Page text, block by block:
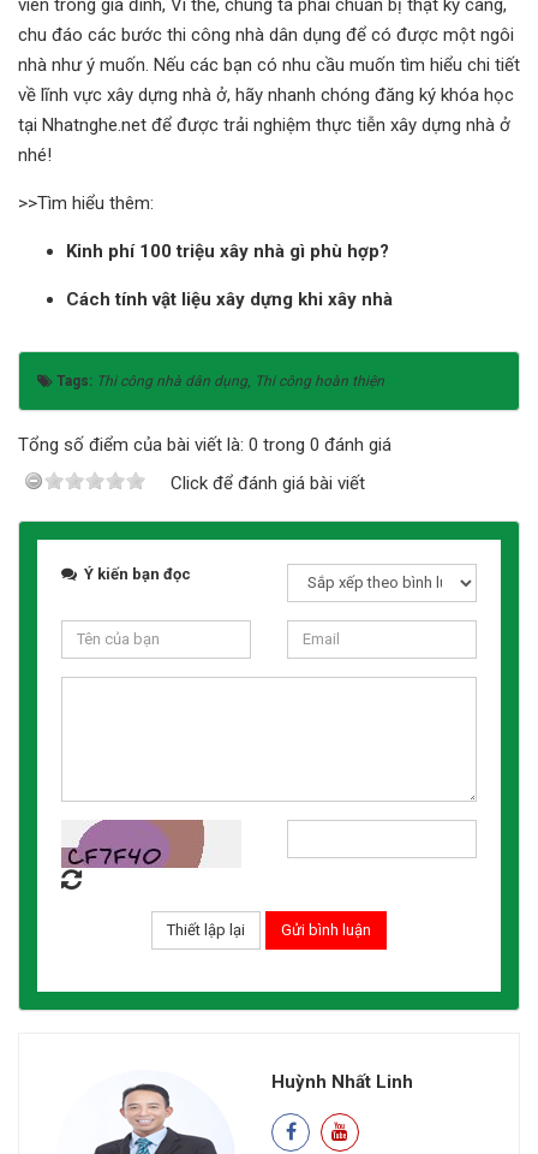
viên trong gia đình, Vì thế, chúng ta phải chuẩn bị thật kỹ càng,
chu đáo các bước thi công nhà dân dụng để có được một ngôi
nhà như ý muốn. Nếu các bạn có nhu cầu muốn tìm hiểu chi tiết
về lĩnh vực xây dựng nhà ở, hãy nhanh chóng đăng ký khóa học
tại Nhatnghe.net để được trải nghiệm thực tiễn xây dựng nhà ở
nhé!
>>Tìm hiểu thêm:
Kinh phí 100 triệu xây nhà gì phù hợp?
Cách tính vật liệu xây dựng khi xây nhà
Tags: Thi công nhà dân dụng, Thi công hoàn thiện
Tổng số điểm của bài viết là: 0 trong 0 đánh giá
Click để đánh giá bài viết
Ý kiến bạn đọc
Huỳnh Nhất Linh